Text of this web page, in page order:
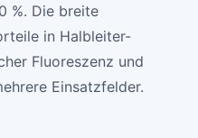
%. Die breite
in Halbleiter-
Fluoreszenz und
Einsatzfelder.